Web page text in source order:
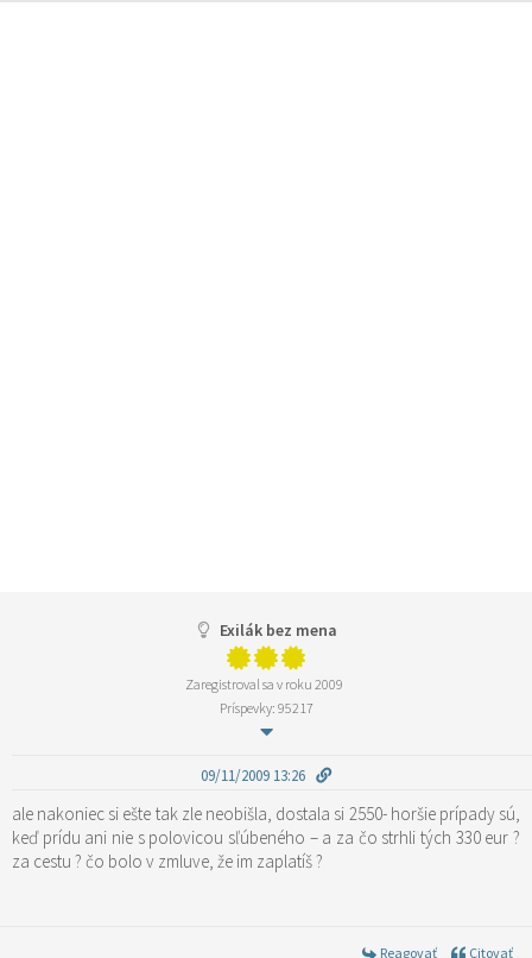
Exilák bez mena
Zaregistroval sa v roku 2009
Príspevky: 95217
09/11/2009 13:26
ale nakoniec si ešte tak zle neobišla, dostala si 2550- horšie prípady sú,
keď prídu ani nie s polovicou sľúbeného – a za čo strhli tých 330 eur ?
za cestu ? čo bolo v zmluve, že im zaplatíš ?
Reagovať Citovať